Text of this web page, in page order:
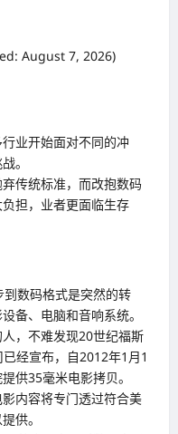
August 7, 2026)
业开始面对不同的冲
。
传统标准，而改抱数码
担，业者更面临生存
数码格式是突然的转
备、电脑和音响系统。
，不难发现20世纪福斯
经宣布，自2012年1月1
供35毫米电影拷贝。
内容将专门透过符合美
供。